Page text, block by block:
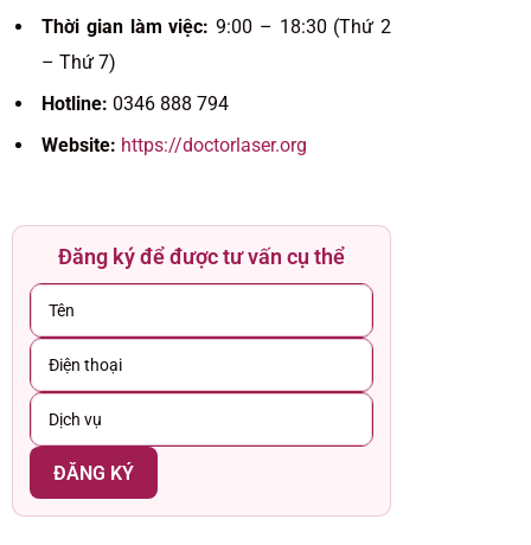
Thời gian làm việc: 9:00 – 18:30 (Thứ 2
– Thứ 7)
Hotline: 0346 888 794
Website: https://doctorlaser.org
Đăng ký để được tư vấn cụ thể